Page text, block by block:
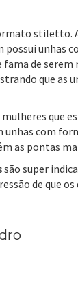
stiletto.
unhas
de
que as
que
unhas com
as pontas
são super
de que os